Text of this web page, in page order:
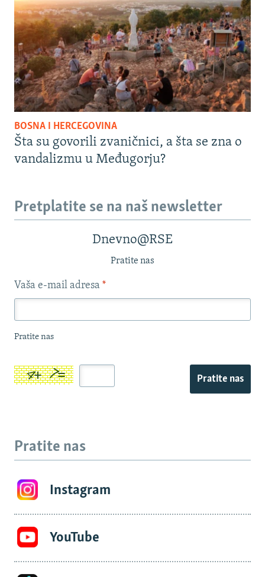
BOSNA I HERCEGOVINA
Šta su govorili zvaničnici, a šta se zna o
vandalizmu u Međugorju?
Pretplatite se na naš newsletter
Dnevno@RSE
Pratite nas
Vaša e-mail adresa *
Pratite nas
Pratite nas
Pratite nas
Instagram
YouTube